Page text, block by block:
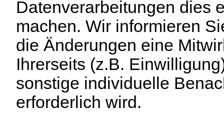
Datenverarbeitungen dies
machen. Wir informieren
die Änderungen eine
Ihrerseits (z.B.
sonstige individuelle
erforderlich wird.